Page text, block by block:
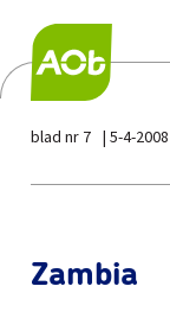
blad nr 7 5-4-2008
Zambia